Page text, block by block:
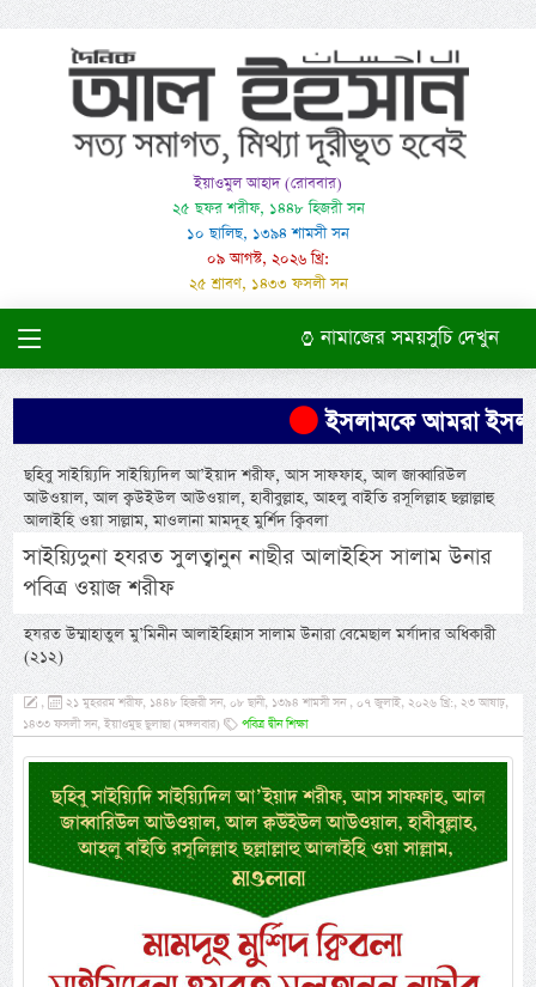
ইয়াওমুল আহাদ (রোববার)
২৫ ছফর শরীফ, ১৪৪৮ হিজরী সন
১০ ছালিছ, ১৩৯৪ শামসী সন
০৯ আগস্ট, ২০২৬ খ্রি:
২৫ শ্রাবণ, ১৪৩৩ ফসলী সন
নামাজের সময়সুচি দেখুন
ইসলামকে আমরা
ছহিবু সাইয়্যিদি সাইয়্যিদিল আ’ইয়াদ শরীফ, আস সাফফাহ, আল জাব্বারিউল
আউওয়াল, আল ক্বউইউল আউওয়াল, হাবীবুল্লাহ, আহলু বাইতি রসূলিল্লাহ ছল্লাল্লাহু
আলাইহি ওয়া সাল্লাম, মাওলানা মামদূহ মুর্শিদ ক্বিবলা
সাইয়্যিদুনা হযরত সুলত্বানুন নাছীর আলাইহিস সালাম উনার
পবিত্র ওয়াজ শরীফ
হযরত উম্মাহাতুল মু’মিনীন আলাইহিন্নাস সালাম উনারা বেমেছাল মর্যাদার অধিকারী
(২১২)
,
২১ মুহররম শরীফ, ১৪৪৮ হিজরী সন, ০৮ ছানী, ১৩৯৪ শামসী সন , ০৭ জুলাই, ২০২৬ খ্রি:, ২৩ আষাঢ়,
১৪৩৩ ফসলী সন, ইয়াওমুছ ছুলাছা (মঙ্গলবার)
পবিত্র দ্বীন শিক্ষা